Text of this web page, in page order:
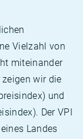
Vielzahl von
miteinander
wir die
und
Der VPI
Landes